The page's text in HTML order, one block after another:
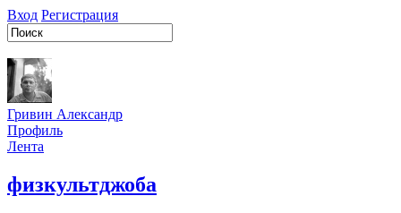
Вход Регистрация
Гривин Александр
Профиль
Лента
физкультджоба